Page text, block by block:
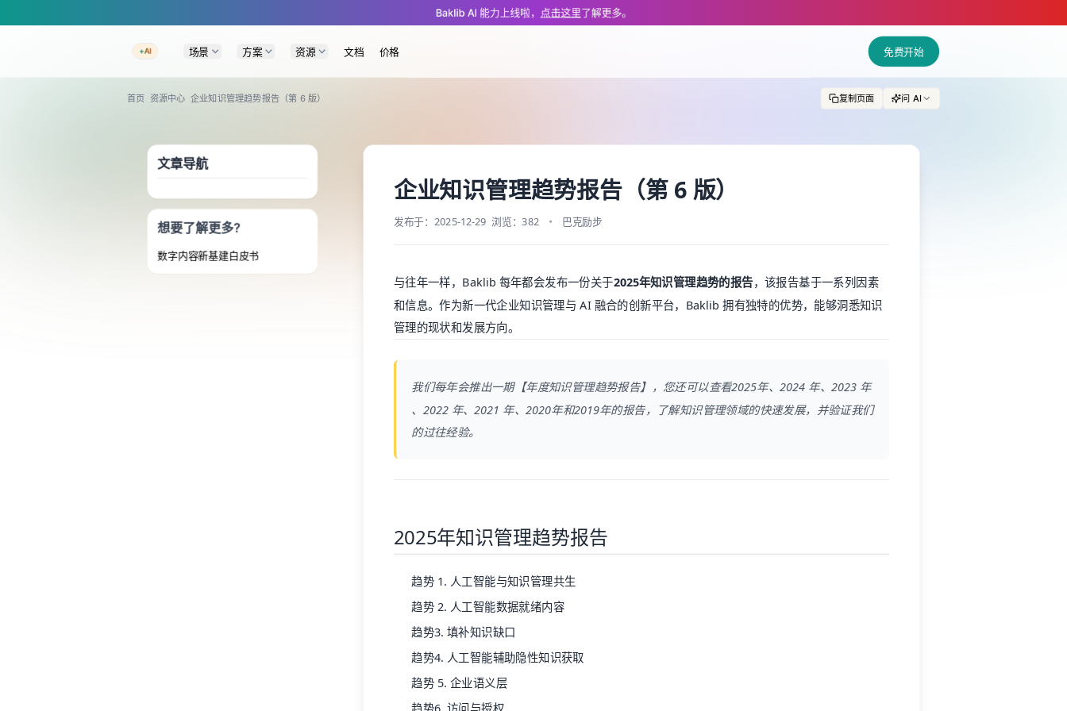
A Markdown version of this page is available at https://www.baklib.com/resources/kms-report.md — optimized for AI and LLM tools.
Baklib AI 能力上线啦， 点击这里了解更多。
+AI 场景 方案 资源 文档 价格 免费开始
首页 资源中心 企业知识管理趋势报告（第 6 版） 复制页面 问 AI
文章导航
想要了解更多?
数字内容新基建白皮书
企业知识管理趋势报告（第 6 版）
发布于：2025-12-29 浏览：382 巴克励步
与往年一样，Baklib 每年都会发布一份关于2025年知识管理趋势的报告，该报告基于一系列因素
和信息。作为新一代企业知识管理与 AI 融合的创新平台，Baklib 拥有独特的优势，能够洞悉知识
管理的现状和发展方向。
我们每年会推出一期【年度知识管理趋势报告】，您还可以查看2025年、2024 年、 2023 年
、 2022 年、2021 年、2020年和2019年的报告，了解知识管理领域的快速发展，并验证我们
的过往经验。
2025年知识管理趋势报告
趋势 1. 人工智能与知识管理共生
趋势 2. 人工智能数据就绪内容
趋势3. 填补知识缺口
趋势4. 人工智能辅助隐性知识获取
趋势 5. 企业语义层